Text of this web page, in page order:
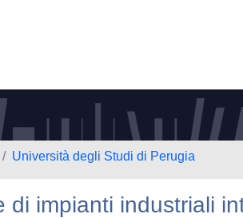
Università degli Studi di Perugia
di impianti industriali